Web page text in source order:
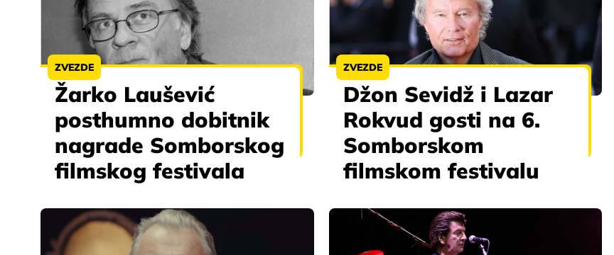
ZVEZDE
Žarko Laušević
posthumno dobitnik
nagrade Somborskog
filmskog festivala
ZVEZDE
Džon Sevidž i Lazar
Rokvud gosti na 6.
Somborskom
filmskom festivalu